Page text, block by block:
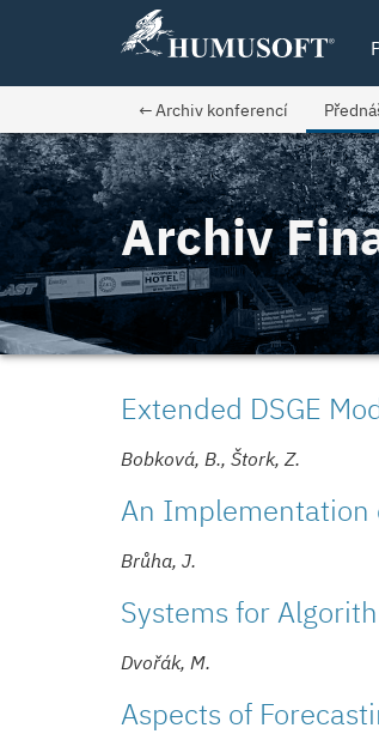
← Archiv konferencí
Archiv
Extended DSGE
Bobková, B., Štork, Z.
An Implementation
Brůha, J.
Systems for
Dvořák, M.
Aspects of